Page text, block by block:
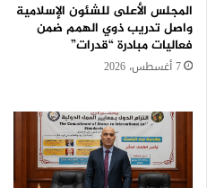
المجلس الأعلى للشئون الإسلامية
واصل تدريب ذوي الهمم ضمن
فعاليات مبادرة “قدرات”
7 أغسطس، 2026